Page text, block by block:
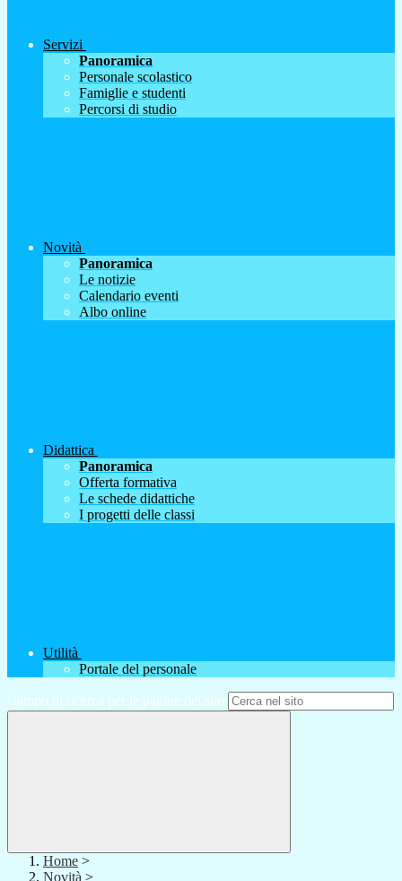
Servizi
Panoramica
Personale scolastico
Famiglie e studenti
Percorsi di studio
Novità
Panoramica
Le notizie
Calendario eventi
Albo online
Didattica
Panoramica
Offerta formativa
Le schede didattiche
I progetti delle classi
Utilità
Portale del personale
Campo di ricerca per le pagine del sito
Home >
Novità >